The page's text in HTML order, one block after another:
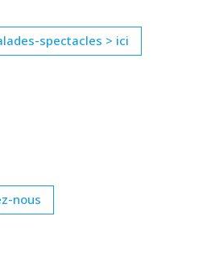
spectacles > ici
nous